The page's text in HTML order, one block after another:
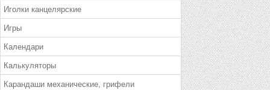
Иголки канцелярские
Игры
Календари
Калькуляторы
Карандаши механические, грифели